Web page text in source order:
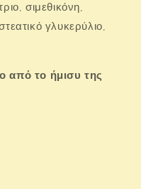
σιμεθικόνη,
γλυκερύλιο,
από το ήμισυ της